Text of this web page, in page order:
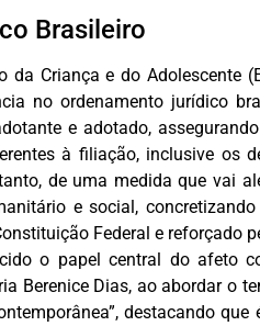
Brasileiro
Criança e do Adolescente
no ordenamento jurídico
e adotado,
à filiação, inclusive os
de uma medida que vai
e social,
Federal e reforçado
o papel central do afeto
Berenice Dias, ao abordar o
destacando